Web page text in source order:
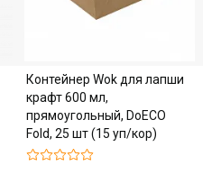
Контейнер Wok для лапши
крафт 600 мл,
прямоугольный, DoECO
Fold, 25 шт (15 уп/кор)